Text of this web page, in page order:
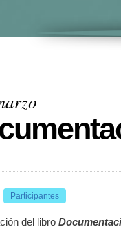
Participantes
del libro